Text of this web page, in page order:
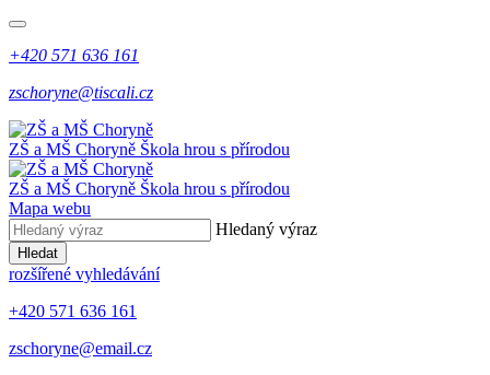
+420 571 636 161
zschoryne@tiscali.cz
ZŠ a MŠ Choryně Škola hrou s přírodou
ZŠ a MŠ Choryně Škola hrou s přírodou
Mapa webu
Hledaný výraz
Hledat
rozšířené vyhledávání
+420 571 636 161
zschoryne@email.cz